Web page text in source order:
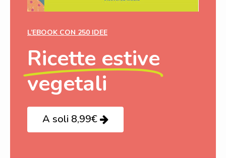
L’EBOOK CON 250 IDEE
Ricette estive
vegetali
A soli 8,99€